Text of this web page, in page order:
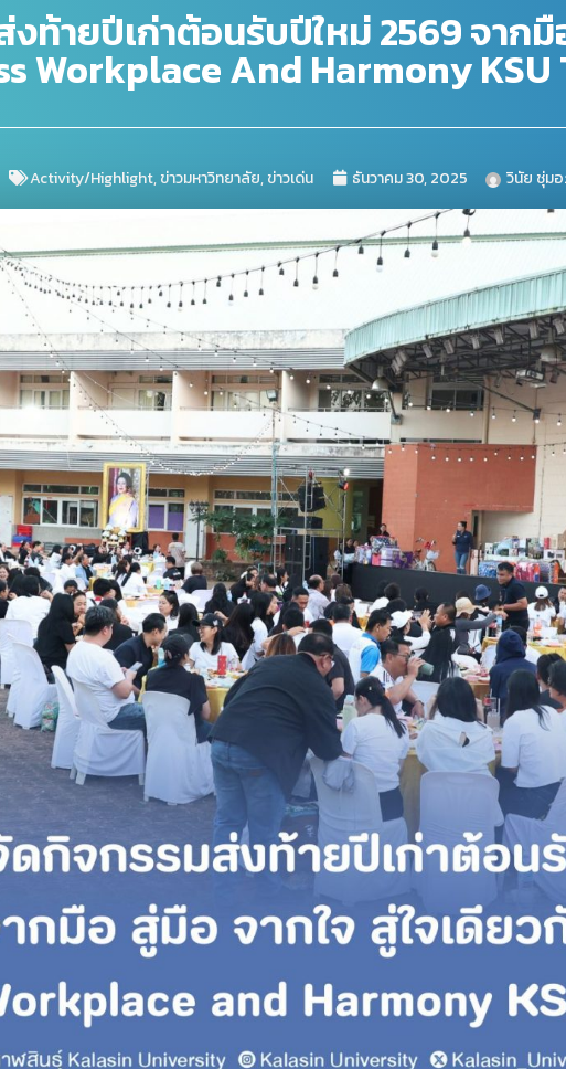
ท้ายปีเก่าต้อนรับปีใหม่ 2569 จากมื
Workplace And Harmony KSU
Activity/Highlight,ข่าวมหาวิทยาลัย,ข่าวเด่น ธันวาคม 30, 2025 วินัย ชุ่ม